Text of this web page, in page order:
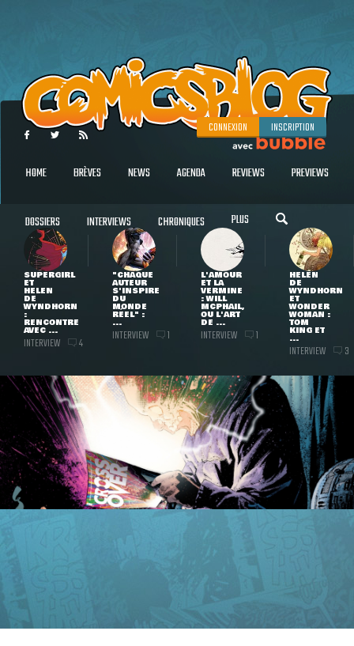
CONNEXION INSCRIPTION
HOME BRÈVES NEWS AGENDA REVIEWS PREVIEWS
DOSSIERS INTERVIEWS CHRONIQUES PLUS
SUPERGIRL
ET
HELEN
DE
WYNDHORN
:
RENCONTRE
AVEC ...
INTERVIEW 4
"CHAQUE
AUTEUR
S'INSPIRE
DU
MONDE
RÉEL" :
...
INTERVIEW 1
L'AMOUR
ET LA
VERMINE
: WILL
MCPHAIL,
OU L'ART
DE ...
INTERVIEW 1
HELEN
DE
WYNDHORN
ET
WONDER
WOMAN :
TOM
KING ET
...
INTERVIEW 3